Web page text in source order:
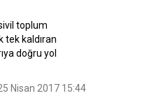
toplum
tek kaldıran
doğru yol
Nisan 2017 15:44